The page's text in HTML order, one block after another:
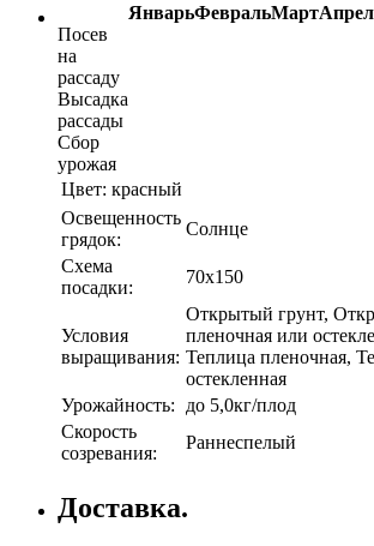
ЯнварьФевральМарт
Посев
на
рассаду
Высадка
рассады
Сбор
урожая
Цвет: красный
Освещенность
грядок:
Солнце
Схема
посадки:
70х150
Условия
выращивания:
Открытый грунт,
пленочная или
Теплица пленочная,
остекленная
Урожайность:
до 5,0кг/плод
Скорость
созревания:
Раннеспелый
Доставка.